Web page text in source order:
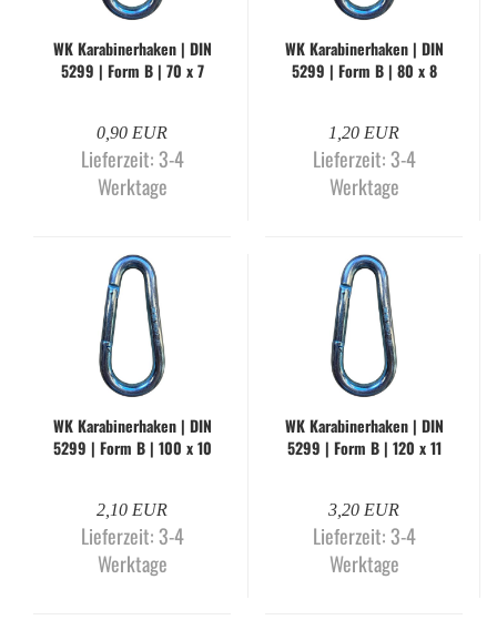
WK Ka­ra­bi­ner­ha­ken | DIN
5299 | Form B | 70 x 7
0,90 EUR
Lieferzeit:3-4
Werktage
WK Ka­ra­bi­ner­ha­ken | DIN
5299 | Form B | 80 x 8
1,20 EUR
Lieferzeit:3-4
Werktage
WK Ka­ra­bi­ner­ha­ken | DIN
5299 | Form B | 100 x 10
2,10 EUR
Lieferzeit:3-4
Werktage
WK Ka­ra­bi­ner­ha­ken | DIN
5299 | Form B | 120 x 11
3,20 EUR
Lieferzeit:3-4
Werktage